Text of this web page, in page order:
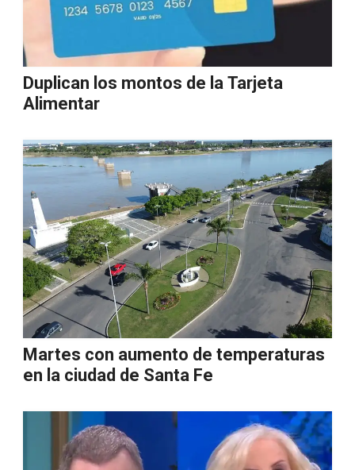
Duplican los montos de la Tarjeta
Alimentar
Martes con aumento de temperaturas
en la ciudad de Santa Fe